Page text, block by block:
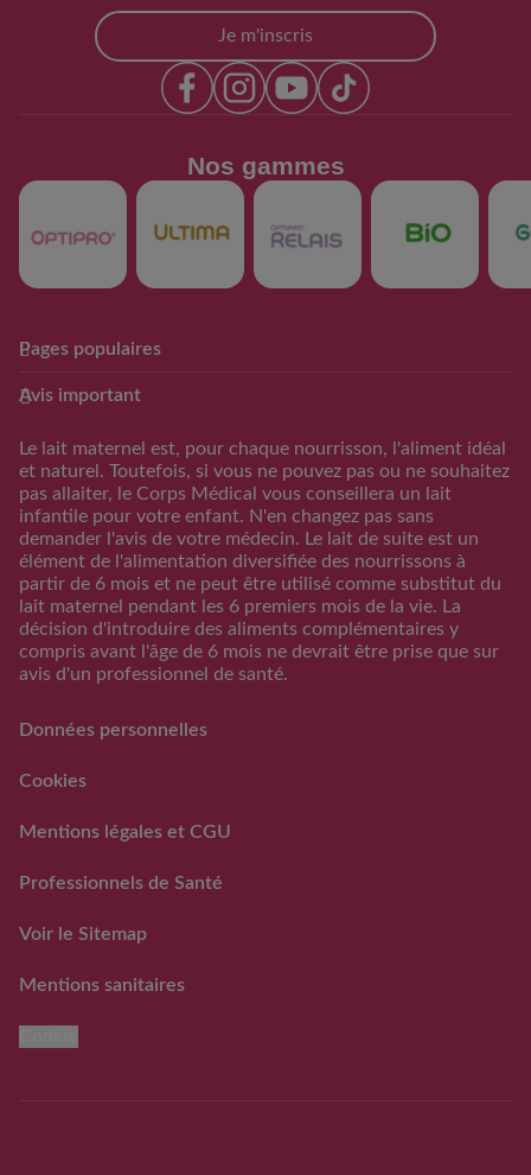
Je m'inscris
Nos gammes​
Pages populaires
Avantage Club bébé & moi
d’accouchement
Calculateur periode
d’ovulation
Calendrier Grossese
Guide de l’alimentation
S'inscrire/S'identifier
Support
FAQs
LAITS INFANTILES
FAQ rappels volontaires
Avis important
Le lait maternel est, pour chaque nourrisson, l'aliment idéal
et naturel. Toutefois, si vous ne pouvez pas ou ne souhaitez
pas allaiter, le Corps Médical vous conseillera un lait
infantile pour votre enfant. N'en changez pas sans
demander l'avis de votre médecin. Le lait de suite est un
élément de l'alimentation diversifiée des nourrissons à
partir de 6 mois et ne peut être utilisé comme substitut du
lait maternel pendant les 6 premiers mois de la vie. La
décision d'introduire des aliments complémentaires y
compris avant l'âge de 6 mois ne devrait être prise que sur
avis d'un professionnel de santé.
Données personnelles
Cookies
Mentions légales et CGU
Professionnels de Santé
Voir le Sitemap
Mentions sanitaires